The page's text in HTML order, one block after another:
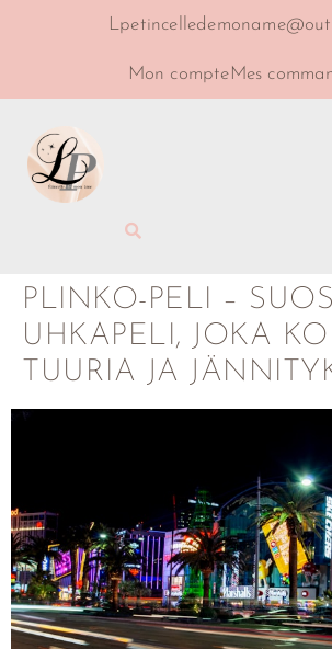
Mon compteMes
PLINKO-PELI –
UHKAPELI, JOKA
TUURIA JA